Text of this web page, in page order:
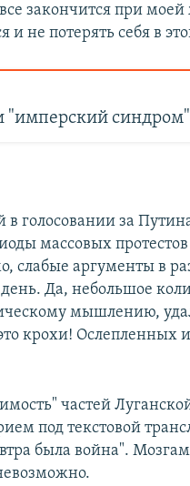
все закончится при
и не потерять себя в
"имперский синдром"
голосовании за
массовых протестов
слабые аргументы в
Да, небольшое
мышлению,
крохи! Ослепленных
частей
под текстовой
была война".